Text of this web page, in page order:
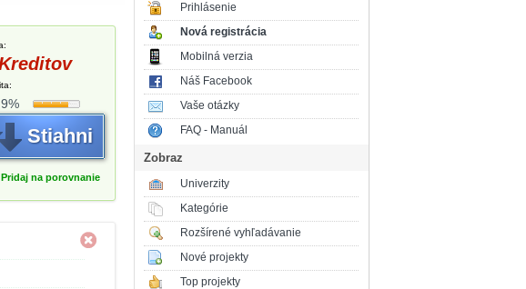
Stiahni
Pridaj na porovnanie
Prihlásenie
Nová registrácia
Mobilná verzia
Náš Facebook
Vaše otázky
FAQ - Manuál
Zobraz
Univerzity
Kategórie
Rozšírené vyhľadávanie
Nové projekty
Top projekty